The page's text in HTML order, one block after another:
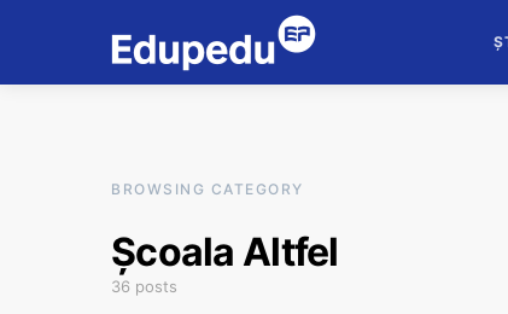
BROWSING CATEGORY
Școala Altfel
36 posts